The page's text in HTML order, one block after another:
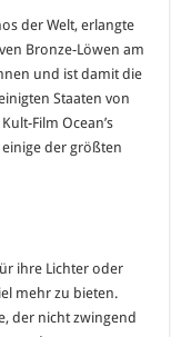
der Welt, erlangte
Bronze-Löwen am
und ist damit die
Staaten von
Film Ocean’s
der größten
ihre Lichter oder
mehr zu bieten.
der nicht zwingend